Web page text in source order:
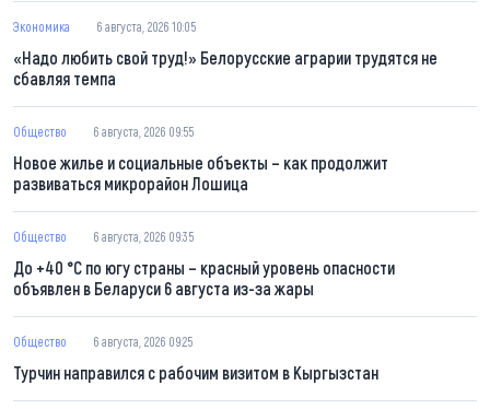
Экономика 6 августа, 2026 10:05
«Надо любить свой труд!» Белорусские аграрии трудятся не
сбавляя темпа
Общество 6 августа, 2026 09:55
Новое жилье и социальные объекты – как продолжит
развиваться микрорайон Лошица
Общество 6 августа, 2026 09:35
До +40 °С по югу страны – красный уровень опасности
объявлен в Беларуси 6 августа из-за жары
Общество 6 августа, 2026 09:25
Турчин направился с рабочим визитом в Кыргызстан